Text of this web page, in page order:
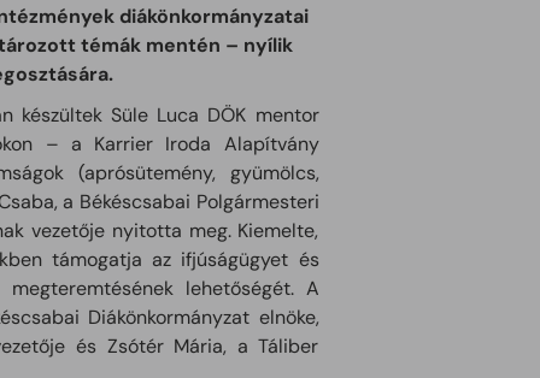
diákönkormányzatai
témák mentén – nyílik
készültek Süle Luca DÖK mentor
– a Karrier Iroda Alapítvány
(aprósütemény, gyümölcs,
a Békéscsabai Polgármesteri
vezetője nyitotta meg. Kiemelte,
támogatja az ifjúságügyet és
lehetőségét. A
Diákönkormányzat elnöke,
és Zsótér Mária, a Táliber